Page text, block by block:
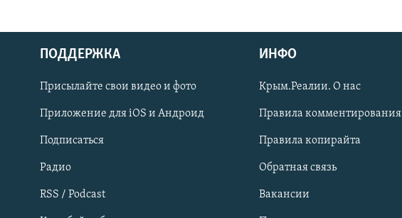
Українською
Qırımtatar
ПРИСОЕДИНЯЙТЕСЬ!
ПОДДЕРЖКА
Присылайте свои видео и фото
Приложение для iOS и Андроид
Подписаться
Радио
RSS / Podcast
ИНФО
Крым.Реалии. О нас
Правила комментирования
Правила копирайта
Обратная связь
Вакансии